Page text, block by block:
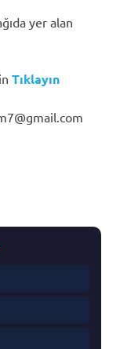
yer alan
Tıklayın